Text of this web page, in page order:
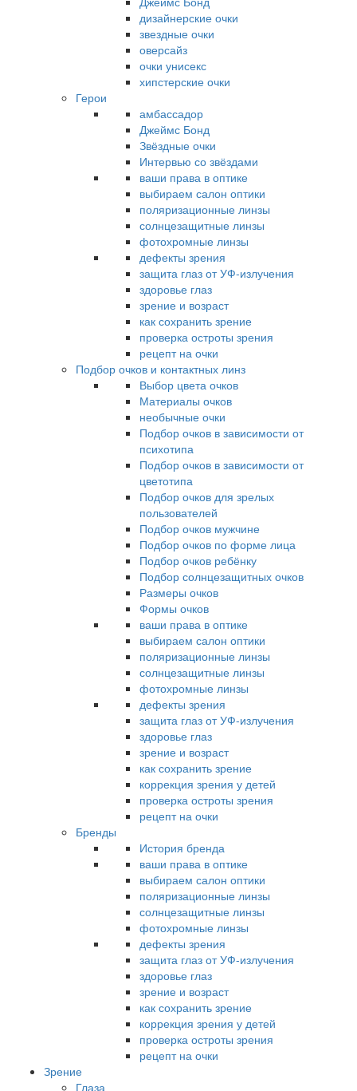
дизайнерские очки
звездные очки
оверсайз
очки унисекс
хипстерские очки
Герои
амбассадор
Джеймс Бонд
Звёздные очки
Интервью со звёздами
ваши права в оптике
выбираем салон оптики
поляризационные линзы
солнцезащитные линзы
фотохромные линзы
дефекты зрения
защита глаз от УФ-излучения
здоровье глаз
зрение и возраст
как сохранить зрение
проверка остроты зрения
рецепт на очки
Подбор очков и контактных линз
Выбор цвета очков
Материалы очков
необычные очки
Подбор очков в зависимости от
психотипа
Подбор очков в зависимости от
цветотипа
Подбор очков для зрелых
пользователей
Подбор очков мужчине
Подбор очков по форме лица
Подбор очков ребёнку
Подбор солнцезащитных очков
Размеры очков
Формы очков
ваши права в оптике
выбираем салон оптики
поляризационные линзы
солнцезащитные линзы
фотохромные линзы
дефекты зрения
защита глаз от УФ-излучения
здоровье глаз
зрение и возраст
как сохранить зрение
коррекция зрения у детей
проверка остроты зрения
рецепт на очки
Бренды
История бренда
ваши права в оптике
выбираем салон оптики
поляризационные линзы
солнцезащитные линзы
фотохромные линзы
дефекты зрения
защита глаз от УФ-излучения
здоровье глаз
зрение и возраст
как сохранить зрение
коррекция зрения у детей
проверка остроты зрения
рецепт на очки
Зрение
Глаза